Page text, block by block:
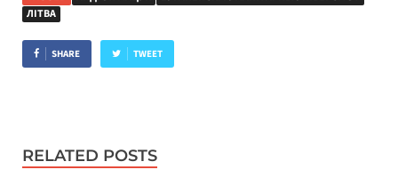
ЛІТВА
SHARE TWEET
RELATED POSTS